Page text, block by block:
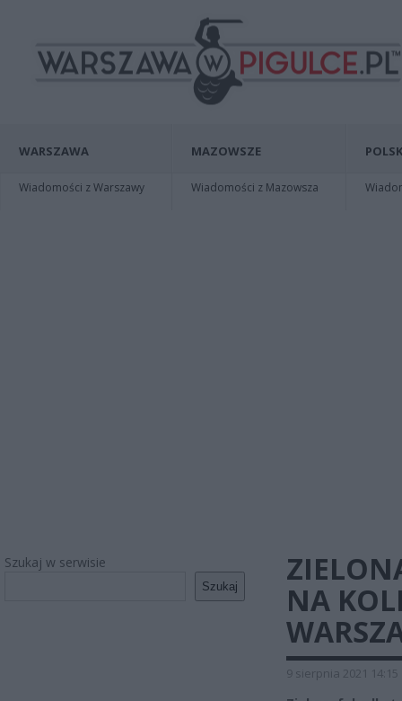
WARSZAWA
Wiadomości z Warszawy
MAZOWSZE
Wiadomości z Mazowsza
Szukaj w serwisie
Szukaj
NA
9 sierpnia 2021 14:15